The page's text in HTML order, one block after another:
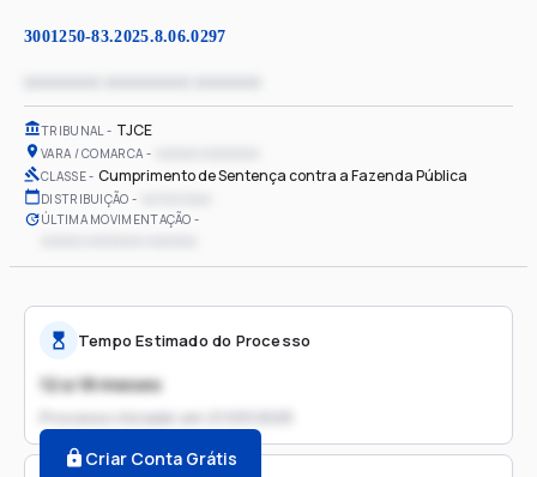
3001250-83.2025.8.06.0297
TRIBUNAL TJCE
VARA / COMARCA
CLASSE Cumprimento de Sentença contra a Fazenda Pública
DISTRIBUIÇÃO
ÚLTIMA MOVIMENTAÇÃO
Tempo Estimado do Processo
12 a 18 meses
Processo iniciado em
Criar Conta Grátis